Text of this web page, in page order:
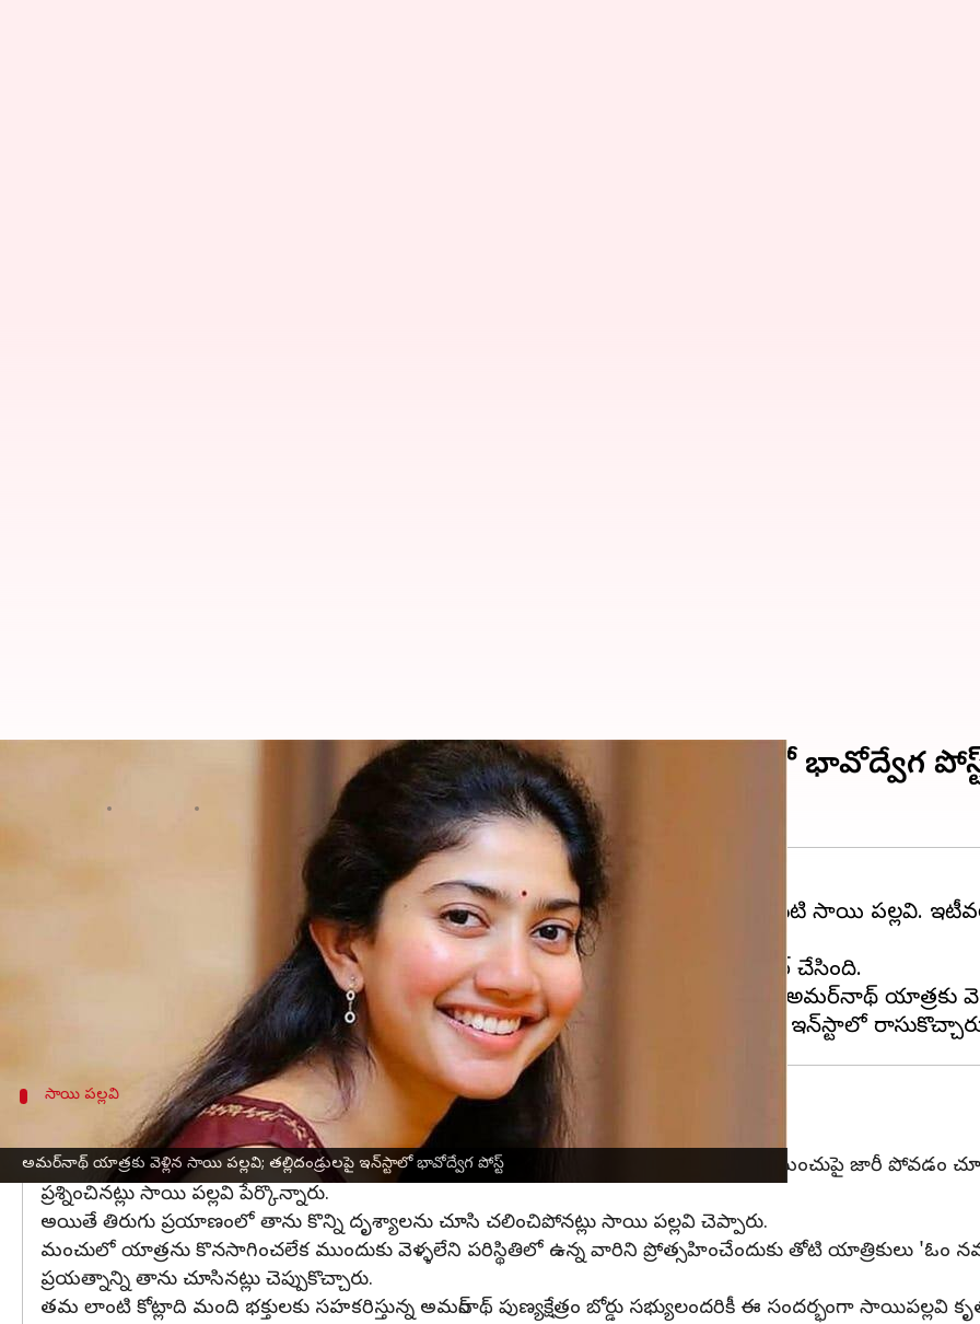
అమర్‌నాథ్ యాత్రకు వెళ్లిన సాయి పల్లవి; తల్లిదండ్రులపై ఇన్‌స్టాలో భావోద్వేగ పోస్ట్
అమర్‌నాథ్ యాత్రకు వెళ్లిన సాయి పల్లవి; తల్లిదండ్రులపై ఇన్‌స్టాలో భావోద్వేగ
తెలుగు, తమిళ చిత్రాల్లో నటించి దక్షిణాదిన తనకంటూ తనకంటూ ప్రత్యేక గుర్తింపు తెచ్చుకున్న నటి సాయి పల్లవి.
అమర్‌నాథ్ యాత్రకు సంబంధించిన కొన్ని చిత్రాలు, వీడియోలను ఇన్‌స్టాగ్రామ్‌లో శనివారం షేర్ చేసింది.
ఈ సందర్భంగా తన ప్రయాణ అనుభవాన్ని కూడా సాయి పల్లవి రాశారు. తన తల్లిదండ్రులతో అమర్‌నాథ్ యాత్రకు
సాయి పల్లవి
అమర్‌నాథ్ పుణ్యక్షేత్రం బోర్డు ధన్యవాదాలు: సాయి పల్లవి
అమర్‌నాథ్ యాత్రలో కొన్నిసార్లు తన తల్లిదండ్రులు ఊపిరి పీల్చుకోవడానికి ఇబ్బంది పడుతుండటం, మంచుపై జారీ పోవడం
ప్రశ్నించినట్లు సాయి పల్లవి పేర్కొన్నారు.
అయితే తిరుగు ప్రయాణంలో తాను కొన్ని దృశ్యాలను చూసి చలించిపోనట్లు సాయి పల్లవి చెప్పారు.
మంచులో యాత్రను కొనసాగించలేక ముందుకు వెళ్ళలేని పరిస్థితిలో ఉన్న వారిని ప్రోత్సహించేందుకు తోటి యాత్రికులు
ప్రయత్నాన్ని తాను చూసినట్లు చెప్పుకొచ్చారు.
తమ లాంటి కోట్లాది మంది భక్తులకు సహకరిస్తున్న అమర్‌నాథ్ పుణ్యక్షేత్రం బోర్డు సభ్యులందరికీ ఈ సందర్భంగా సాయిపల్లవి